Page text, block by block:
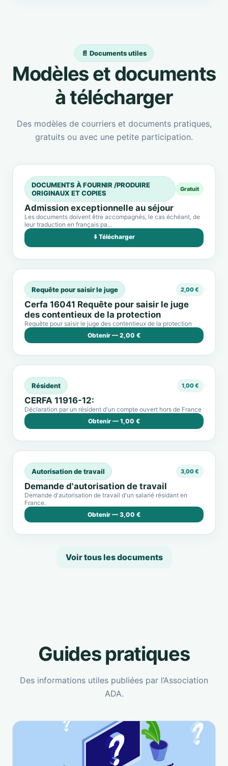
📄 Documents utiles
Modèles et documents
à télécharger
Des modèles de courriers et documents pratiques,
gratuits ou avec une petite participation.
DOCUMENTS À FOURNIR /PRODUIRE
ORIGINAUX ET COPIES
Gratuit
Admission exceptionnelle au séjour
Les documents doivent être accompagnés, le cas échéant, de
leur traduction en français pa…
⬇️ Télécharger
Requête pour saisir le juge 2,00 €
Cerfa 16041 Requête pour saisir le juge
des contentieux de la protection
Requête pour saisir le juge des contentieux de la protection
Obtenir — 2,00 €
Résident 1,00 €
CERFA 11916-12:
Déclaration par un résident d'un compte ouvert hors de France
Obtenir — 1,00 €
Autorisation de travail 3,00 €
Demande d'autorisation de travail
Demande d'autorisation de travail d'un salarié résidant en
France.
Obtenir — 3,00 €
Voir tous les documents
Guides pratiques
Des informations utiles publiées par l’Association
ADA.